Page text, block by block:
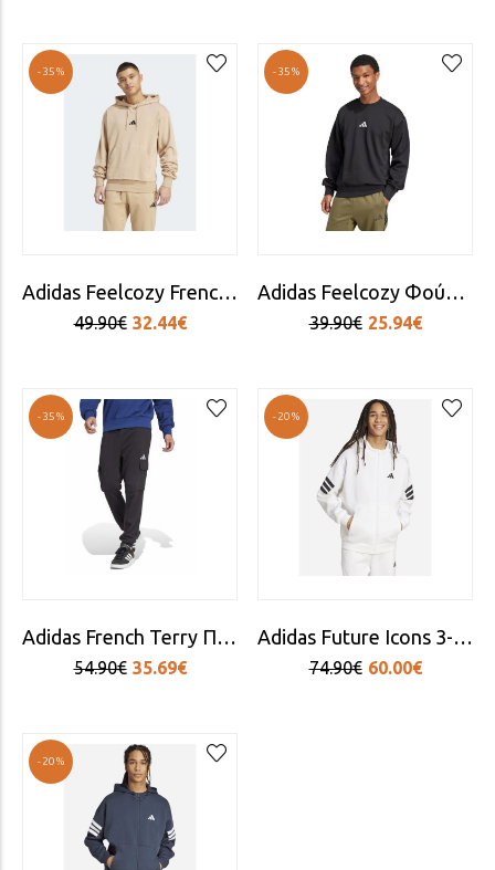
-35%
Adidas Feelcozy French Terry Φούτερ με Κουκούλα Καφέ
49.90€ 32.44€
-35%
Adidas Feelcozy Φούτερ Fleece Μαύρο
39.90€ 25.94€
-35%
Adidas French Terry Παντελόνι Φόρμας με Λάστιχο Navy Μπλε
54.90€ 35.69€
-20%
Adidas Future Icons 3-stripes Φούτερ με Κουκούλα Λευκό
74.90€ 60.00€
-20%